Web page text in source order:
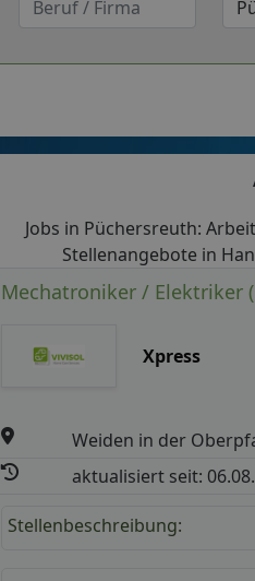
Jobs in Püchersreuth:
Stellenangebote in
Mechatroniker / Elektriker
Xpress
Weiden in der
aktualisiert seit:
Stellenbeschreibung: